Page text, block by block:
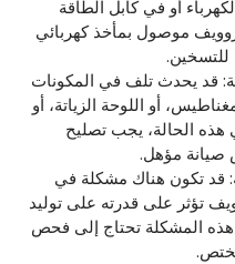
أو في كابل الطاقة
موصول بمأخذ كهربائي
للتسخين.
قد يحدث تلف في المكونات
أو اللوحة الزياتة، أو
هذه الحالة، يجب تصليح
صيانة مؤهل.
قد تكون هناك مشكلة في
تؤثر على قدرته على توليد
هذه المشكلة تحتاج إلى فحص